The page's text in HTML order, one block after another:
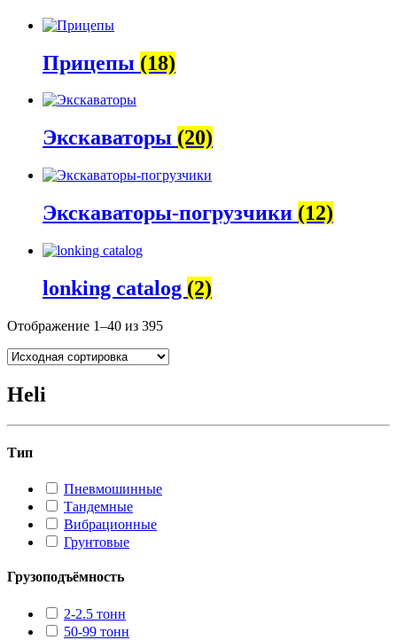
Прицепы (18)
Экскаваторы (20)
Экскаваторы-погрузчики (12)
lonking catalog (2)
Отображение 1–40 из 395
Heli
Тип
Пневмошинные
Тандемные
Вибрационные
Грунтовые
Грузоподъёмность
2-2.5 тонн
50-99 тонн